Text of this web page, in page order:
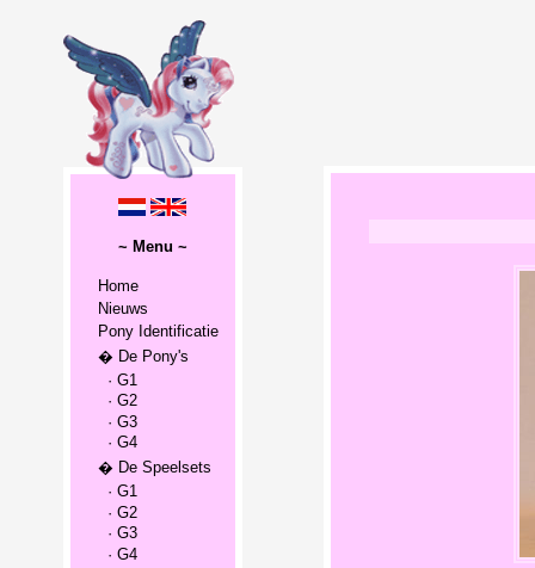
~ Menu ~
Home
Nieuws
Pony Identificatie
� De Pony's
· G1
· G2
· G3
· G4
� De Speelsets
· G1
· G2
· G3
· G4